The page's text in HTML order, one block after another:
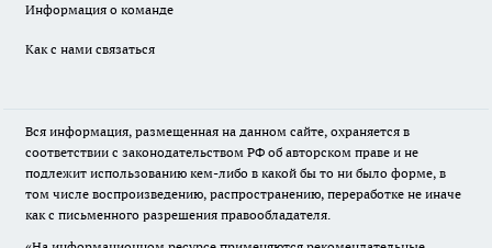
Информация о команде
Как с нами связаться
Вся информация, размещенная на данном сайте, охраняется в
соответствии с законодательством РФ об авторском праве и не
подлежит использованию кем-либо в какой бы то ни было форме, в
том числе воспроизведению, распространению, переработке не иначе
как с письменного разрешения правообладателя.